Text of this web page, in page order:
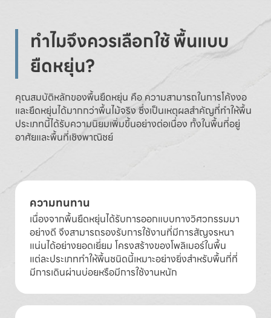
ทำไมจึงควรเลือกใช้ พื้นแบบ
ยืดหยุ่น?
คุณสมบัติหลักของพื้นยืดหยุ่น คือ ความสามารถในการโค้งงอ
และยืดหยุ่นได้มากกว่าพื้นไม้จริง ซึ่งเป็นเหตุผลสำคัญที่ทำให้พื้น
ประเภทนี้ได้รับความนิยมเพิ่มขึ้นอย่างต่อเนื่อง ทั้งในพื้นที่อยู่
อาศัยและพื้นที่เชิงพาณิชย์
ความทนทาน
เนื่องจากพื้นยืดหยุ่นได้รับการออกแบบทางวิศวกรรมมา
อย่างดี จึงสามารถรองรับการใช้งานที่มีการสัญจรหนา
แน่นได้อย่างยอดเยี่ยม โครงสร้างของโพลิเมอร์ในพื้น
แต่ละประเภททำให้พื้นชนิดนี้เหมาะอย่างยิ่งสำหรับพื้นที่ที่
มีการเดินผ่านบ่อยหรือมีการใช้งานหนัก